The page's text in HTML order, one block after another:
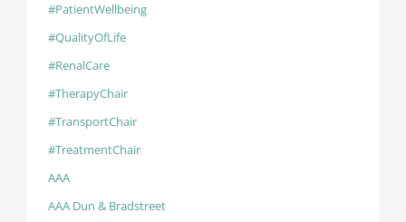
#PatientWellbeing
#QualityOfLife
#RenalCare
#TherapyChair
#TransportChair
#TreatmentChair
AAA
AAA Dun & Bradstreet